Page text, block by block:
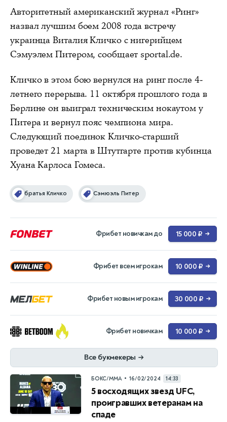
Авторитетный американский журнал «Ринг»
назвал лучшим боем 2008 года встречу
украинца Виталия Кличко с нигерийцем
Сэмуэлем Питером, сообщает sportal.de.
Кличко в этом бою вернулся на ринг после 4-
летнего перерыва. 11 октября прошлого года в
Берлине он выиграл техническим нокаутом у
Питера и вернул пояс чемпиона мира.
Следующий поединок Кличко-старший
проведет 21 марта в Штутгарте против кубинца
Хуана Карлоса Гомеса.
братья Кличко Сэмюэль Питер
Фрибет новичкам до 15 000 ₽ →
Фрибет всем игрокам 10 000 ₽ →
Фрибет новым игрокам 30 000 ₽ →
Фрибет новичкам 10 000 ₽ →
Все букмекеры →
БОКС/ММА • 16/02/2024 14:33
5 восходящих звезд UFC,
проигравших ветеранам на
спаде